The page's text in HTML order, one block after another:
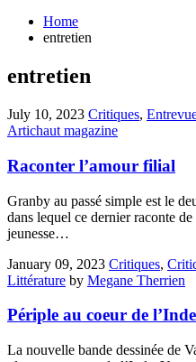
Home
entretien
entretien
July 10, 2023 Critiques,
Artichaut magazine
Raconter l’amour filial
Granby au passé simple est le
dans lequel ce dernier raconte
jeunesse…
January 09, 2023 Critiques,
Littérature by Megane Therrien
Périple au coeur de
La nouvelle bande dessinée de